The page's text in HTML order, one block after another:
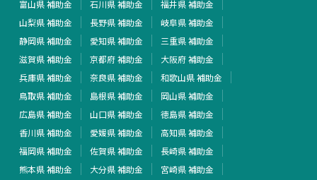
富山県 補助金
石川県 補助金
福井県 補助金
山梨県 補助金
長野県 補助金
岐阜県 補助金
静岡県 補助金
愛知県 補助金
三重県 補助金
滋賀県 補助金
京都府 補助金
大阪府 補助金
兵庫県 補助金
奈良県 補助金
和歌山県 補助金
鳥取県 補助金
島根県 補助金
岡山県 補助金
広島県 補助金
山口県 補助金
徳島県 補助金
香川県 補助金
愛媛県 補助金
高知県 補助金
福岡県 補助金
佐賀県 補助金
長崎県 補助金
熊本県 補助金
大分県 補助金
宮崎県 補助金